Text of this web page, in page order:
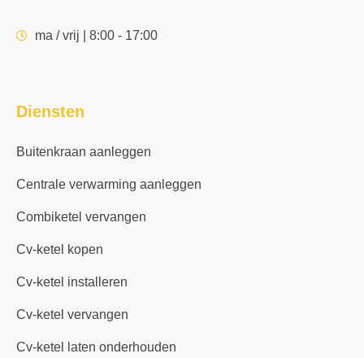
ma / vrij | 8:00 - 17:00
Diensten
Buitenkraan aanleggen
Centrale verwarming aanleggen
Combiketel vervangen
Cv-ketel kopen
Cv-ketel installeren
Cv-ketel vervangen
Cv-ketel laten onderhouden